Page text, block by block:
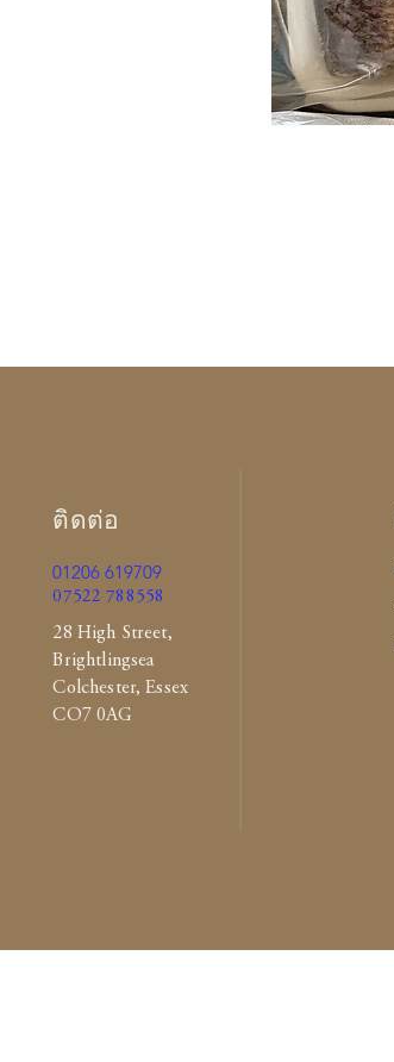
ติดต่อ
01206 619709
07522 788558
28 High Street,
Brightlingsea
Colchester, Essex
CO7 0AG